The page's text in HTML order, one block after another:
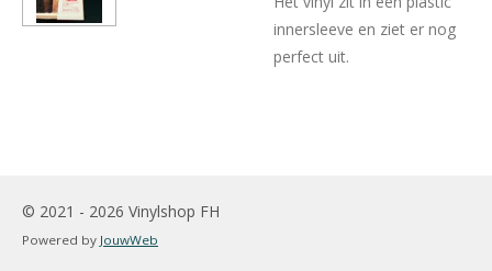
innersleeve en ziet er nog
perfect uit.
© 2021 - 2026 Vinylshop FH
Powered by JouwWeb